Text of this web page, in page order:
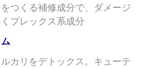
つくる補修成分で、ダメージ
プレックス系成分
カリをデトックス。キューテ